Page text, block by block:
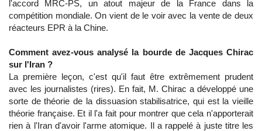
l'accord MRC-PS, un atout majeur de la France dans la
compétition mondiale. On vient de le voir avec la vente de deux
réacteurs EPR à la Chine.
Comment avez-vous analysé la bourde de Jacques Chirac
sur l'Iran ?
La première leçon, c'est qu'il faut être extrêmement prudent
avec les journalistes (rires). En fait, M. Chirac a développé une
sorte de théorie de la dissuasion stabilisatrice, qui est la vieille
théorie française. Et il l'a fait pour montrer que cela n'apporterait
rien à l'Iran d'avoir l'arme atomique. Il a rappelé à juste titre les